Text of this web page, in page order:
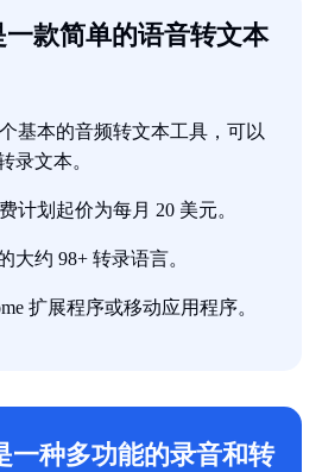
款简单的语音转文本
基本的音频转文本工具，可以
录文本。
计划起价为每月 20 美元。
大约 98+ 转录语言。
扩展程序或移动应用程序。
种多功能的录音和转